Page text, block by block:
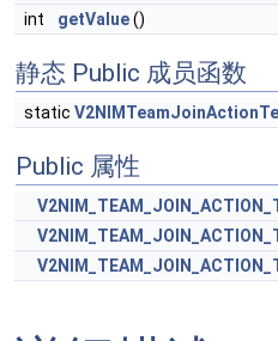
int
getValue()
静态 Public 成员函数
static
Public 属性